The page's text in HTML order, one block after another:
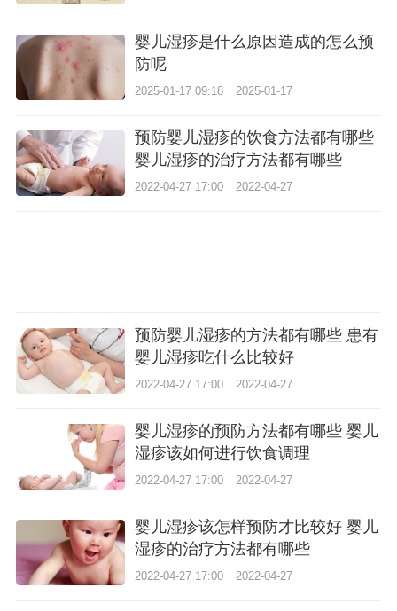
婴儿湿疹是什么原因造成的怎么预
防呢
2025-01-17 09:18 2025-01-17
预防婴儿湿疹的饮食方法都有哪些
婴儿湿疹的治疗方法都有哪些
2022-04-27 17:00 2022-04-27
预防婴儿湿疹的方法都有哪些 患有
婴儿湿疹吃什么比较好
2022-04-27 17:00 2022-04-27
婴儿湿疹的预防方法都有哪些 婴儿
湿疹该如何进行饮食调理
2022-04-27 17:00 2022-04-27
婴儿湿疹该怎样预防才比较好 婴儿
湿疹的治疗方法都有哪些
2022-04-27 17:00 2022-04-27